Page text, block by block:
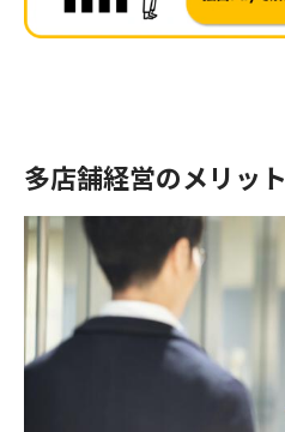
多店舗経営のメリット